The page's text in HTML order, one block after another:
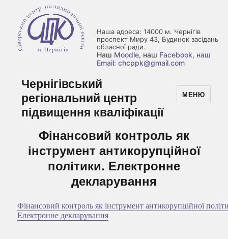
Наша адреса: 14000 м. Чернігів
проспект Миру 43, Будинок засідань
обласної ради.
Наш Moodle, наш Facebook, наш
Email: chcppk@gmail.com
Чернігівський
регіональний центр
підвищення кваліфікації
МЕНЮ
Фінансовий контроль як
інструмент антикорупційної
політики. Електронне
декларування
Фінансовий контроль як інструмент антикорупційної
Електронне декларування